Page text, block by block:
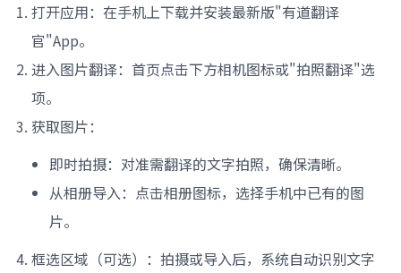
打开应用：在手机上下载并安装最新版"有道翻译
官"App。
进入图片翻译：首页点击下方相机图标或"拍照翻译"选
项。
获取图片：
即时拍摄：对准需翻译的文字拍照，确保清晰。
从相册导入：点击相册图标，选择手机中已有的图
片。
框选区域（可选）：拍摄或导入后，系统自动识别文字